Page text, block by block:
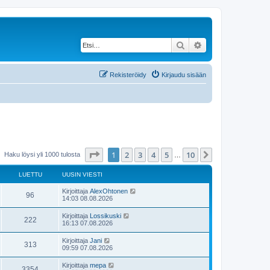
Etsi
Kirjaudu sisään
Rekisteröidy
Haku löysi yli 1000 tulosta Sivu 10
1 2 3 4 5 10
LUETTU UUSIN VIESTI
96
u
t
t
U
u
n
v
i
e
s
t
Kirjoittaja AlexOhtonen
14:03 08.08.2026
222L
u
t
U
u
n
v
i
e
Kirjoittaja Lossikuski
16:13 07.08.2026
313L
u
U
u
n
Kirjoittaja Jani
09:59 07.08.2026
U
Kirjoittaja mepa